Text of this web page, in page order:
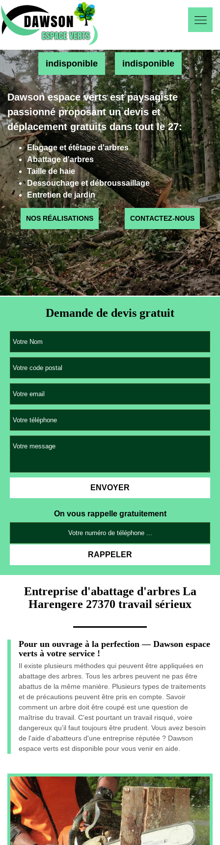
indisponible indisponible
Dawson espace verts est paysagiste
passionné proposant un devis et
déplacement gratuits dans tout le 27:
Elagage et étêtage d'arbres
Abattage d'arbres
Taille de haie
Dessouchage et débroussaillage
Entretien de jardin
NOS RÉALISATIONS CONTACTEZ-NOUS
Demande de devis gratuit
On vous rappelle gratuitement
Entreprise d'abattage d'arbres La
Harengere 27370 travail sérieux
Pour un ouvrage à la perfection — Dawson espace
verts à votre service !
Il existe plusieurs méthodes qui peuvent être appliquées en
abattage des arbres. Tous les arbres peuvent ne pas être
abattus de la même manière. Plusieurs types de traitements
et de précautions peuvent être pris en compte. Savoir
comment un arbre doit être coupé est une question de
maîtrise du travail. C'est pourtant un travail risqué, voire
dangereux qu’il faut toujours être prudent. Vous avez besoin
de l'aide d'abatteurs d'une entreprise réputée ? Dawson
espace verts est disponible pour vous venir en aide.